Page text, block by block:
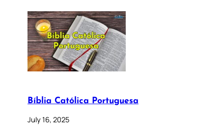
Bíblia Católica Portuguesa
July 16, 2025